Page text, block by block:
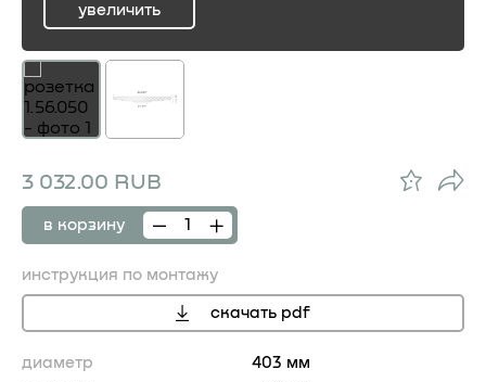
ru
увеличить
3 032.00 RUB
в корзину
инструкция по монтажу
скачать pdf
диаметр
403 мм